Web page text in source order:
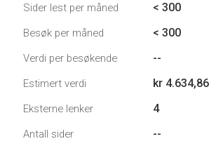
Sider lest per måned < 300
Besøk per måned < 300
Verdi per besøkende --
Estimert verdi kr 4.634,86
Eksterne lenker 4
Antall sider --